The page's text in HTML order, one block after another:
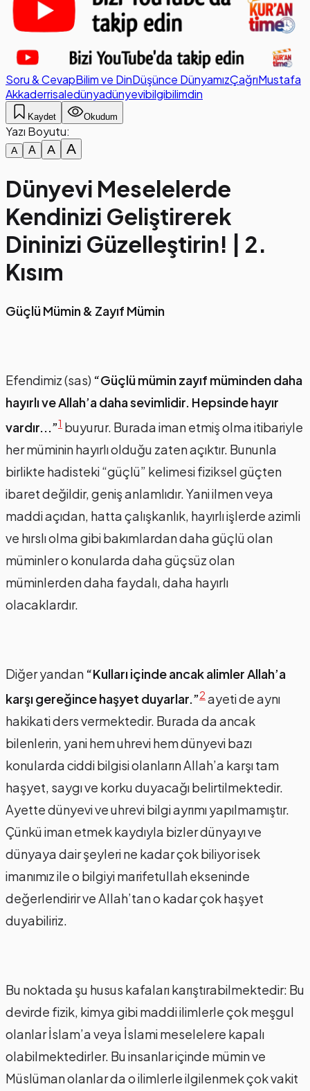
Soru & CevapBilim ve DinDüşünce DünyamızÇağrıMustafa
Akkaderrisaledünyadünyevibilgibilimdin
Kaydet Okudum
Yazı Boyutu:
A A A A
Dünyevi Meselelerde
Kendinizi Geliştirerek
Dininizi Güzelleştirin! | 2.
Kısım
Güçlü Mümin & Zayıf Mümin
Efendimiz (sas) “Güçlü mümin zayıf müminden daha
hayırlı ve Allah’a daha sevimlidir. Hepsinde hayır
vardır...”1 buyurur. Burada iman etmiş olma itibariyle
her müminin hayırlı olduğu zaten açıktır. Bununla
birlikte hadisteki “güçlü” kelimesi fiziksel güçten
ibaret değildir, geniş anlamlıdır. Yani ilmen veya
maddi açıdan, hatta çalışkanlık, hayırlı işlerde azimli
ve hırslı olma gibi bakımlardan daha güçlü olan
müminler o konularda daha güçsüz olan
müminlerden daha faydalı, daha hayırlı
olacaklardır.
Diğer yandan “Kulları içinde ancak alimler Allah’a
karşı gereğince haşyet duyarlar.”2 ayeti de aynı
hakikati ders vermektedir. Burada da ancak
bilenlerin, yani hem uhrevi hem dünyevi bazı
konularda ciddi bilgisi olanların Allah’a karşı tam
haşyet, saygı ve korku duyacağı belirtilmektedir.
Ayette dünyevi ve uhrevi bilgi ayrımı yapılmamıştır.
Çünkü iman etmek kaydıyla bizler dünyayı ve
dünyaya dair şeyleri ne kadar çok biliyor isek
imanımız ile o bilgiyi marifetullah ekseninde
değerlendirir ve Allah’tan o kadar çok haşyet
duyabiliriz.
Bu noktada şu husus kafaları karıştırabilmektedir: Bu
devirde fizik, kimya gibi maddi ilimlerle çok meşgul
olanlar İslam’a veya İslami meselelere kapalı
olabilmektedirler. Bu insanlar içinde mümin ve
Müslüman olanlar da o ilimlerle ilgilenmek çok vakit